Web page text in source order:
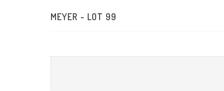
MEYER - LOT 99